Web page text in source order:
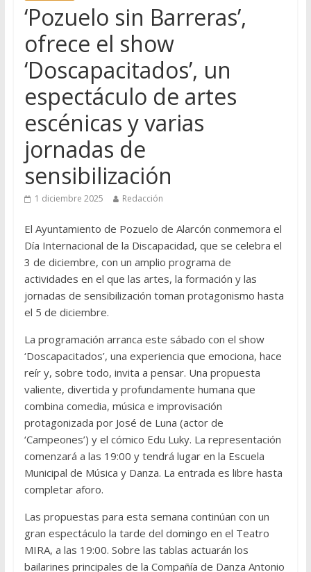
‘Pozuelo sin Barreras’,
ofrece el show
‘Doscapacitados’, un
espectáculo de artes
escénicas y varias
jornadas de
sensibilización
1 diciembre 2025 Redacción
El Ayuntamiento de Pozuelo de Alarcón conmemora el
Día Internacional de la Discapacidad, que se celebra el
3 de diciembre, con un amplio programa de
actividades en el que las artes, la formación y las
jornadas de sensibilización toman protagonismo hasta
el 5 de diciembre.
La programación arranca este sábado con el show
‘Doscapacitados’, una experiencia que emociona, hace
reír y, sobre todo, invita a pensar. Una propuesta
valiente, divertida y profundamente humana que
combina comedia, música e improvisación
protagonizada por José de Luna (actor de
‘Campeones’) y el cómico Edu Luky. La representación
comenzará a las 19:00 y tendrá lugar en la Escuela
Municipal de Música y Danza. La entrada es libre hasta
completar aforo.
Las propuestas para esta semana continúan con un
gran espectáculo la tarde del domingo en el Teatro
MIRA, a las 19:00. Sobre las tablas actuarán los
bailarines principales de la Compañía de Danza Antonio